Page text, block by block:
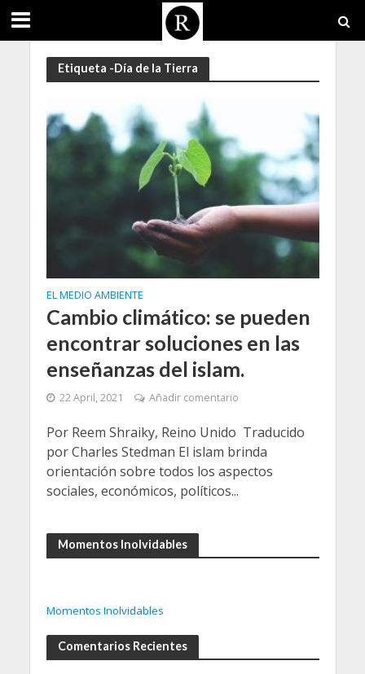
Etiqueta -Día de la Tierra
EL MEDIO AMBIENTE
Cambio climático: se pueden
encontrar soluciones en las
enseñanzas del islam.
22 April, 2021 Añadir comentario
Por Reem Shraiky, Reino Unido Traducido
por Charles Stedman El islam brinda
orientación sobre todos los aspectos
sociales, económicos, políticos...
Momentos Inolvidables
Momentos Inolvidables
Comentarios Recientes